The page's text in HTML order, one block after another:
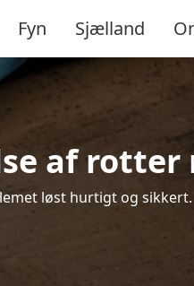
Fyn Sjælland
af
løst hurtigt og sikkert.